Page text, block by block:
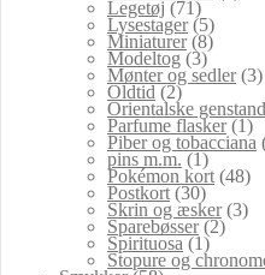
Legetøj (71)
Lysestager (5)
Miniaturer (8)
Modeltog (3)
Mønter og sedler (3)
Oldtid (2)
Orientalske
Parfume flasker (1)
Piber og tobacciana
pins m.m. (1)
Pokémon kort (48)
Postkort (30)
Skrin og æsker (3)
Sparebøsser (2)
Spirituosa (1)
Stopure og